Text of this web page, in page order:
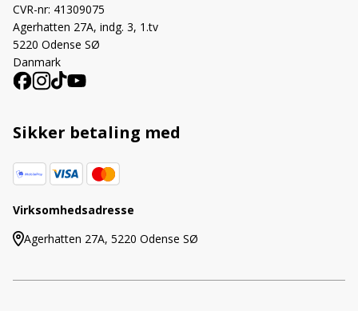
CVR-nr: 41309075
Agerhatten 27A, indg. 3, 1.tv
5220 Odense SØ
Danmark
Sikker betaling med
Virksomhedsadresse
Agerhatten 27A, 5220 Odense SØ